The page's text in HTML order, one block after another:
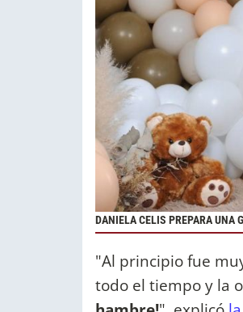
DANIELA CELIS PREPARA UNA
"Al principio fue
todo el tiempo y la